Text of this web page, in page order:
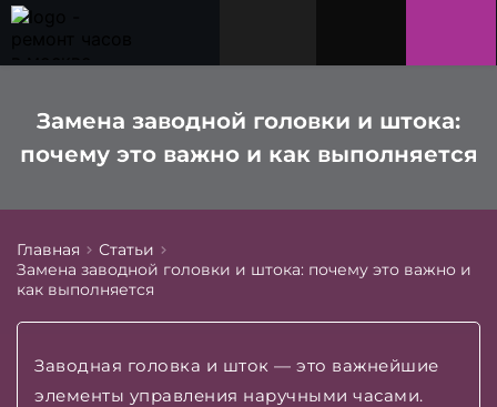
Замена заводной головки и штока:
почему это важно и как выполняется
Главная
Статьи
Замена заводной головки и штока: почему это важно и
как выполняется
Заводная головка и шток — это важнейшие
элементы управления наручными часами.